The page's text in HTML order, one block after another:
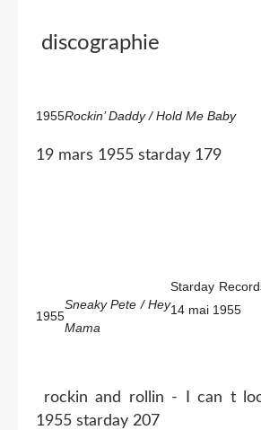
discographie
1955Rockin’ Daddy / Hold Me Baby
19 mars 1955 starday 179
1955
Sneaky Pete / Hey
Mama
Starday
14 mai 1955
rockin and rollin - I can t
1955 starday 207